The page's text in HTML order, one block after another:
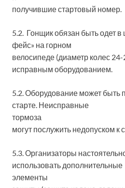
получившие стартовый номер.
5.2. Гонщик обязан быть одет
фейс» на горном
велосипеде (диаметр колес
исправным оборудованием.
5.2. Оборудование может быть
старте. Неисправные
тормоза
могут послужить недопуском к
5.3. Организаторы
использовать дополнительные
элементы